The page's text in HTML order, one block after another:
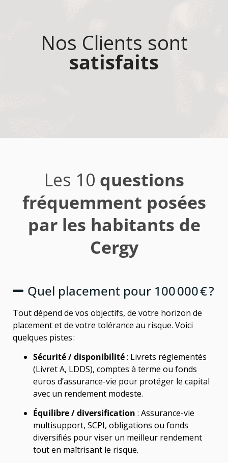
Nos Clients sont
satisfaits
Les 10 questions
fréquemment posées
par les habitants de
Cergy
Quel placement pour 100 000 € ?
Tout dépend de vos objectifs, de votre horizon de
placement et de votre tolérance au risque. Voici
quelques pistes :
Sécurité / disponibilité: Livrets réglementés
(Livret A, LDDS), comptes à terme ou fonds
euros d’assurance-vie pour protéger le capital
avec un rendement modeste.
Équilibre / diversification : Assurance-vie
multisupport, SCPI, obligations ou fonds
diversifiés pour viser un meilleur rendement
tout en maîtrisant le risque.